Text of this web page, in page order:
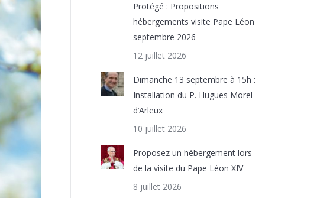
Protégé : Propositions
hébergements visite Pape Léon
septembre 2026
12 juillet 2026
Dimanche 13 septembre à 15h :
Installation du P. Hugues Morel
d’Arleux
10 juillet 2026
Proposez un hébergement lors
de la visite du Pape Léon XIV
8 juillet 2026